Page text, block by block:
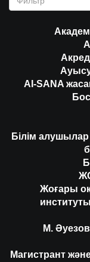
AI-SANA
Білім
Жоғары
М.
Магистрант